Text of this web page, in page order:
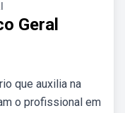
Geral
que auxilia na
o profissional em